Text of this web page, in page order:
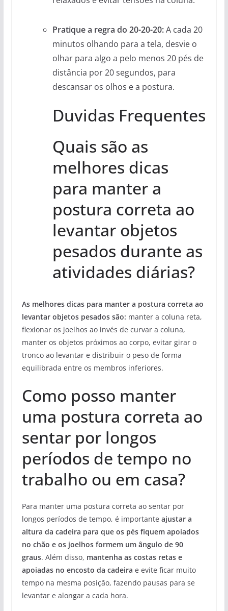
Pratique a regra do 20-20-20:A cada 20
minutos olhando para a tela, desvie o
olhar para algo a pelo menos 20 pés de
distância por 20 segundos, para
descansar os olhos e a postura.
Duvidas Frequentes
Quais são as
melhores dicas
para manter a
postura correta ao
levantar objetos
pesados durante as
atividades diárias?
As melhores dicas para manter a postura correta ao
levantar objetos pesados são: manter a coluna reta,
flexionar os joelhos ao invés de curvar a coluna,
manter os objetos próximos ao corpo, evitar girar o
tronco ao levantar e distribuir o peso de forma
equilibrada entre os membros inferiores.
Como posso manter
uma postura correta ao
sentar por longos
períodos de tempo no
trabalho ou em casa?
Para manter uma postura correta ao sentar por
longos períodos de tempo, é importante ajustar a
altura da cadeira para que os pés fiquem apoiados
no chão e os joelhos formem um ângulo de 90
graus. Além disso, mantenha as costas retas e
apoiadas no encosto da cadeira e evite ficar muito
tempo na mesma posição, fazendo pausas para se
levantar e alongar a cada hora.